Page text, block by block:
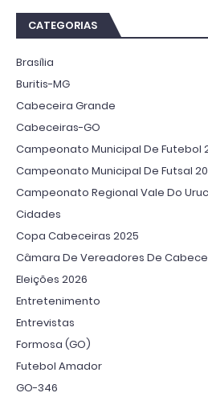
CATEGORIAS
Brasília
Buritis-MG
Cabeceira Grande
Cabeceiras-GO
Campeonato Municipal De Futebol
Campeonato Municipal De Futsal
Campeonato Regional Vale Do
Cidades
Copa Cabeceiras 2025
Câmara De Vereadores De
Eleições 2026
Entretenimento
Entrevistas
Formosa (GO)
Futebol Amador
GO-346